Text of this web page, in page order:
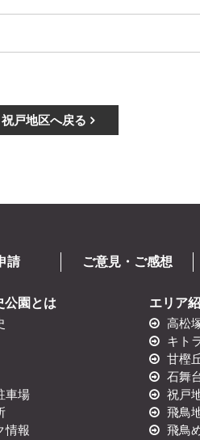
祝戸地区へ戻る
請 ご意見・ご感想
公園とは
車場
情報
エリア
高松
キト
甘樫
石舞
祝戸
飛鳥
飛鳥